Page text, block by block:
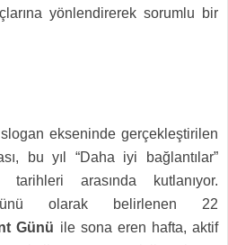
yönlendirerek sorumlu bir
ekseninde gerçekleştirilen
bu yıl “Daha iyi bağlantılar”
arasında kutlanıyor.
olarak belirlenen 22
Günü ile sona eren hafta, aktif